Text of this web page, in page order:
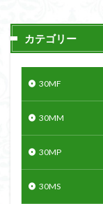
カテゴリー
30MF
30MM
30MP
30MS